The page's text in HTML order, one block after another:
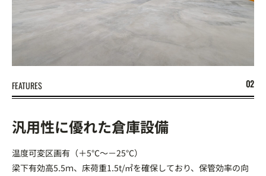
FEATURES
汎用性に優れた倉庫設備
温度可変区画有（＋5℃～－25℃）
梁下有効高5.5ｍ、床荷重1.5t/㎡を確保しており、保管効率の向